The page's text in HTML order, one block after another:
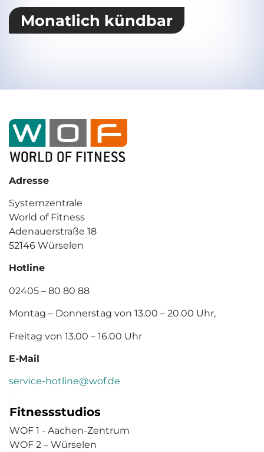
Monatlich kündbar
Adresse
Systemzentrale
World of Fitness
Adenauerstraße 18
52146 Würselen
Hotline
02405 – 80 80 88
Montag – Donnerstag von 13.00 – 20.00 Uhr,
Freitag von 13.00 – 16.00 Uhr
E-Mail
service-hotline@wof.de
Fitnessstudios
WOF 1 - Aachen-Zentrum
WOF 2 – Würselen